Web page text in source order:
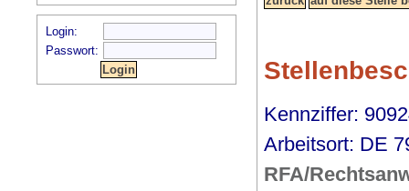
Login:
Passwort:
Kennziffer:
Arbeitsort: DE
RFA/